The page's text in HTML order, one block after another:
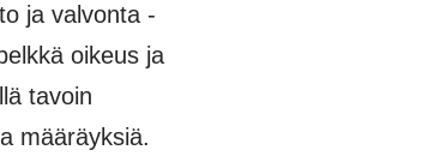
ja valvonta -
oikeus ja
tavoin
määräyksiä.